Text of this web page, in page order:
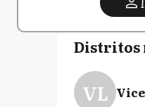
Distritos
VL